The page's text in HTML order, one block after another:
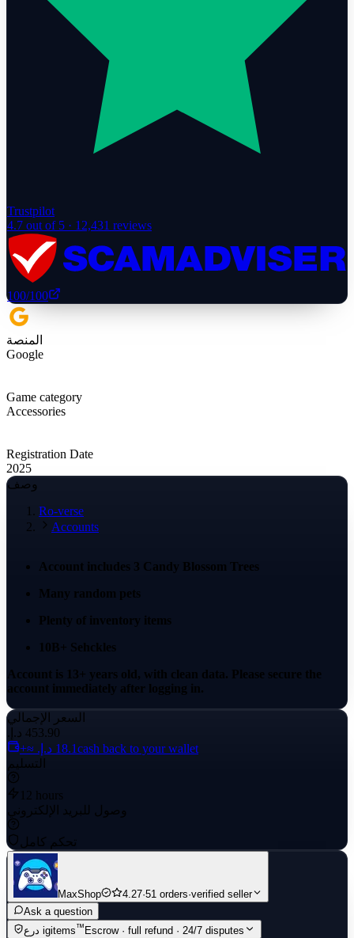
Trustpilot
4.7 out of 5 · 12,431 reviews
100/100
المنصة
Google
Game category
Accessories
Registration Date
2025
وصف
Ro-verse
Accounts
Account includes 3 Candy Blossom Trees
Many random pets
Plenty of inventory items
10B+ Sehckles
Account is 13+ years old, with clean data. Please secure the
account immediately after logging in.
السعر الإجمالي
cash back to your wallet
التسليم
12 hours
وصول للبريد الإلكتروني
تحكم كامل
MaxShop 4.27·51 orders·verified seller
Ask a question
درع igitems™ Escrow · full refund · 24/7 disputes